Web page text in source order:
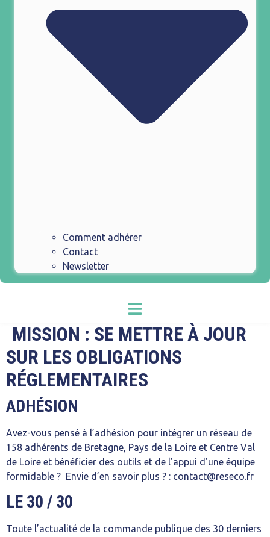
Comment adhérer
Contact
Newsletter
MISSION : SE METTRE À JOUR
SUR LES OBLIGATIONS
RÉGLEMENTAIRES
ADHÉSION
Avez-vous pensé à l’adhésion pour intégrer un réseau de
158 adhérents de Bretagne, Pays de la Loire et Centre Val
de Loire et bénéficier des outils et de l’appui d’une équipe
formidable ? Envie d’en savoir plus ? : contact@reseco.fr
LE 30 / 30
Toute l’actualité de la commande publique des 30 derniers